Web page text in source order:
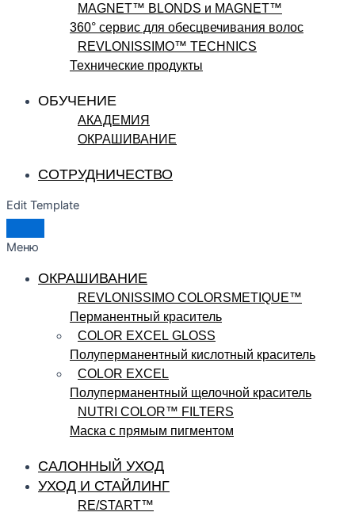
MAGNET™ BLONDS и MAGNET™
360° сервис для обесцвечивания волос
REVLONISSIMO™ TECHNICS
Технические продукты
ОБУЧЕНИЕ
АКАДЕМИЯ
ОКРАШИВАНИЕ
СОТРУДНИЧЕСТВО
Edit Template
Меню
ОКРАШИВАНИЕ
REVLONISSIMO COLORSMETIQUE™
Перманентный краситель
COLOR EXCEL GLOSS
Полуперманентный кислотный краситель
COLOR EXCEL
Полуперманентный щелочной краситель
NUTRI COLOR™ FILTERS
Маска с прямым пигментом
САЛОННЫЙ УХОД
УХОД И СТАЙЛИНГ
RE/START™